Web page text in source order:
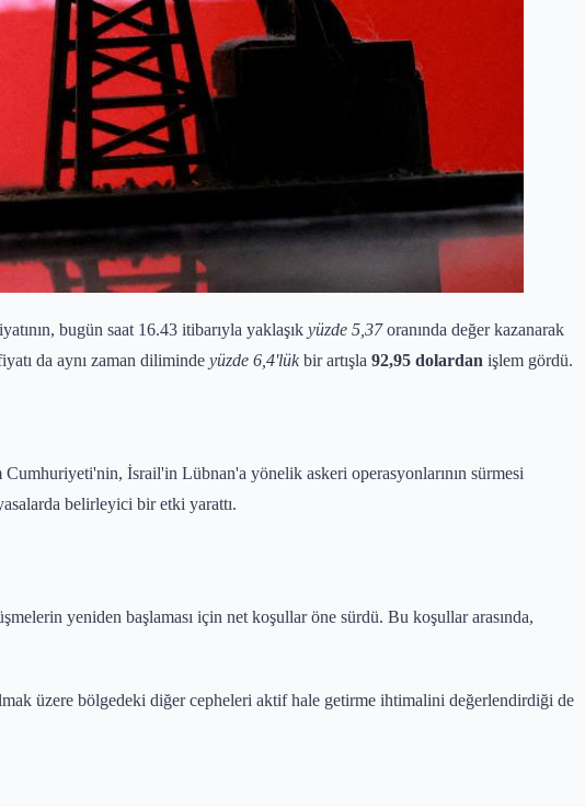
bugün saat 16.43 itibarıyla yaklaşık yüzde 5,37oranında değer kazanarak
da aynı zaman diliminde yüzde 6,4'lükbir artışla 92,95 dolardan işlem gördü.
İsrail'in Lübnan'a yönelik askeri operasyonlarının sürmesi
belirleyici bir etki yarattı.
yeniden başlaması için net koşullar öne sürdü. Bu koşullar arasında,
üzere bölgedeki diğer cepheleri aktif hale getirme ihtimalini değerlendirdiği de